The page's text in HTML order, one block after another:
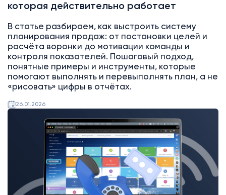
которая действительно работает
В статье разбираем, как выстроить систему
планирования продаж: от постановки целей и
расчёта воронки до мотивации команды и
контроля показателей. Пошаговый подход,
понятные примеры и инструменты, которые
помогают выполнять и перевыполнять план, а не
«рисовать» цифры в отчётах.
26.01.2026
Битрикс24
Интеграции